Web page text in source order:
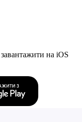
на iOS